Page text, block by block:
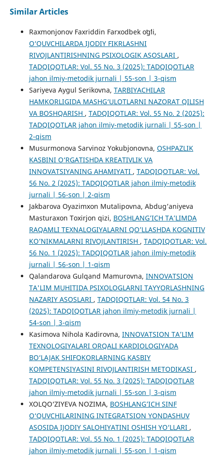
Similar Articles
Raxmonjonov Faxriddin Farxodbek oʻgʻli,
O‘QUVCHILARDA IJODIY FIKRLASHNI
RIVOJLANTIRISHNING PSIXOLOGIK ASOSLARI ,
TADQIQOTLAR: Vol. 55 No. 3 (2025): TADQIQOTLAR
jahon ilmiy-metodik jurnali | 55-son | 3-qism
Sariyeva Aygul Serikovna, TARBIYACHILAR
HAMKORLIGIDA MASHG‘ULOTLARNI NAZORAT QILISH
VA BOSHQARISH , TADQIQOTLAR: Vol. 55 No. 2 (2025):
TADQIQOTLAR jahon ilmiy-metodik jurnali | 55-son |
2-qism
Musurmonova Sarvinoz Yokubjonovna, OSHPAZLIK
KASBINI O‘RGATISHDA KREATIVLIK VA
INNOVATSIYANING AHAMIYATI , TADQIQOTLAR: Vol.
56 No. 2 (2025): TADQIQOTLAR jahon ilmiy-metodik
jurnali | 56-son | 2-qism
Jakbarova Oyazimxon Mutalipovna, Abdug’aniyeva
Masturaxon Toxirjon qizi, BOSHLANG’ICH TA’LIMDA
RAQAMLI TEXNALOGIYALARNI QO’LLASHDA KOGNITIV
KO’NIKMALARNI RIVOJLANTIRISH , TADQIQOTLAR: Vol.
56 No. 1 (2025): TADQIQOTLAR jahon ilmiy-metodik
jurnali | 56-son | 1-qism
Qalandarova Gulqand Mamurovna, INNOVATSION
TA'LIM MUHITIDA PSIXOLOGLARNI TAYYORLASHNING
NAZARIY ASOSLARI , TADQIQOTLAR: Vol. 54 No. 3
(2025): TADQIQOTLAR jahon ilmiy-metodik jurnali |
54-son | 3-qism
Kasimova Nihola Kadirovna, INNOVATSION TA’LIM
TEXNOLOGIYALARI ORQALI KARDIOLOGIYADA
BO‘LAJAK SHIFOKORLARNING KASBIY
KOMPETENSIYASINI RIVOJLANTIRISH METODIKASI ,
TADQIQOTLAR: Vol. 55 No. 3 (2025): TADQIQOTLAR
jahon ilmiy-metodik jurnali | 55-son | 3-qism
XOLQO‘ZIYEVA NOZIMA, BOSHLANG’ICH SINF
O‘QUVCHILARINING INTEGRATSION YONDASHUV
ASOSIDA IJODIY SALOHIYATINI OSHISH YO‘LLARI ,
TADQIQOTLAR: Vol. 55 No. 1 (2025): TADQIQOTLAR
jahon ilmiy-metodik jurnali | 55-son | 1-qism